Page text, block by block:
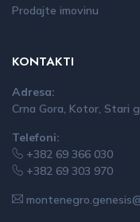
Prodajte imovinu
KONTAKTI
Adresa:
Crna Gora, Kotor, Stari
Telefoni:
+382 69 366 030
+382 69 303 970